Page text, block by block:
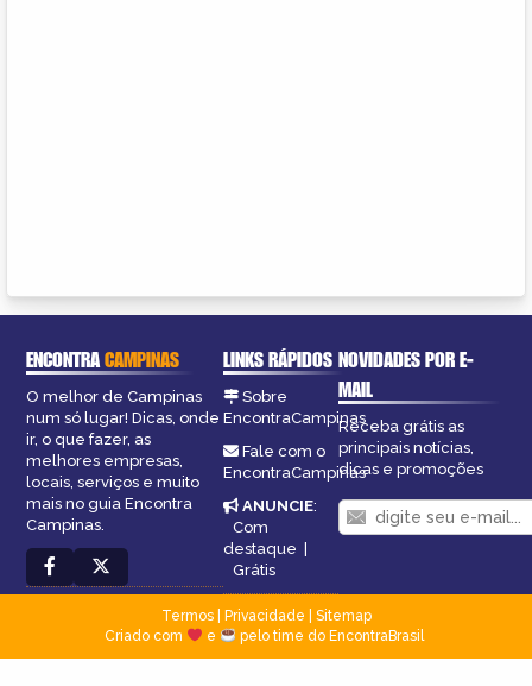
ENCONTRACAMPINAS
O melhor de Campinas
num só lugar! Dicas, onde
ir, o que fazer, as
melhores empresas,
locais, serviços e muito
mais no guia Encontra
Campinas.
LINKS RÁPIDOS
Sobre
EncontraCampinas
Fale com o
EncontraCampinas
ANUNCIE:
Com
destaque |
Grátis
NOVIDADES POR E-
MAIL
Receba grátis as
principais notícias,
dicas e promoções
Termos| Privacidade
Sitemap
Criado com
e pelo time do EncontraBrasil